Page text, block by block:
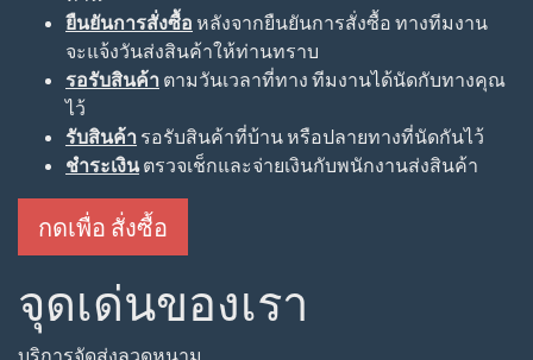
ยืนยันการสั่งซื้อ หลังจากยืนยันการสั่งซื้อ ทางทีมงาน
จะแจ้งวันส่งสินค้าให้ท่านทราบ
รอรับสินค้า ตามวันเวลาที่ทาง ทีมงานได้นัดกับทางคุณ
ไว้
รับสินค้า รอรับสินค้าที่บ้าน หรือปลายทางที่นัดกันไว้
ชำระเงินตรวจเช็กและจ่ายเงินกับพนักงานส่งสินค้า
กดเพื่อ สั่งซื้อ
จุดเด่นของเรา
บริการจัดส่งลวดหนาม